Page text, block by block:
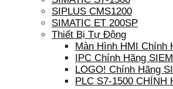
SIPLUS CMS1200
SIMATIC ET 200SP
Thiết Bị Tự Động
Màn Hình HMI Chính
IPC Chính Hãng
LOGO! Chính Hãng
PLC S7-1500 CHÍNH